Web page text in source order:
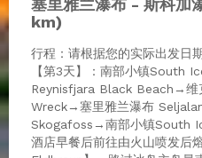
塞里雅兰瀑布 - 斯科加
km)
行程：请根据您的实际出发日
【第3天】：南部小镇South
Reynisfjara Black Beach→维
Wreck→塞里雅兰瀑布
Skogafoss→南部小镇South
酒店早餐后前往由火山喷发后